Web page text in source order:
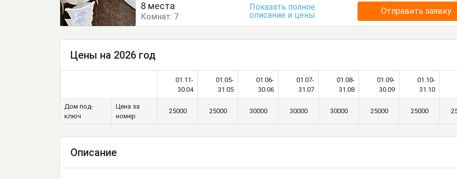
Туалетный столик
Тумбочки Шкаф
8 места
Комнат: 7
Показать полное
описание и цены
Отправить заявку
Цены на 2026 год
01.11-
30.04
01.05-
31.05
01.06-
30.06
01.07-
31.07
01.08-
31.08
01.09-
30.09
01.10-
31.10
Дом под-
ключ
Цена за
номер
25000 25000 30000 30000 30000 25000 25000
Описание